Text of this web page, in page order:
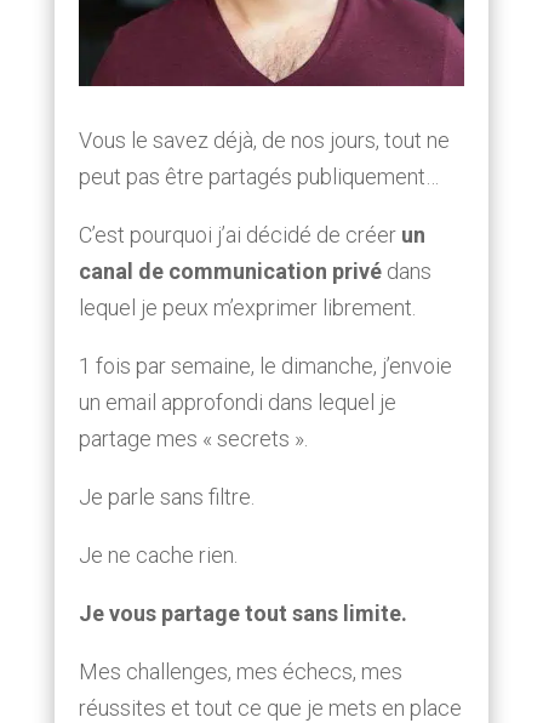
Vous le savez déjà, de nos jours, tout ne
peut pas être partagés publiquement…
C’est pourquoi j’ai décidé de créer un
canal de communication privé dans
lequel je peux m’exprimer librement.
1 fois par semaine, le dimanche, j’envoie
un email approfondi dans lequel je
partage mes « secrets ».
Je parle sans filtre.
Je ne cache rien.
Je vous partage tout sans limite.
Mes challenges, mes échecs, mes
réussites et tout ce que je mets en place